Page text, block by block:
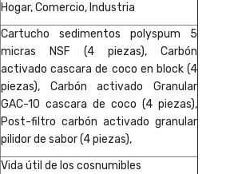
Hogar, Comercio, Industria
Cartucho sedimentos polyspum 5
micras NSF (4 piezas), Carbón
activado cascara de coco en block (4
piezas), Carbón activado Granular
GAC-10 cascara de coco (4 piezas),
Post-filtro carbón activado granular
pilidor de sabor (4 piezas),
Vida útil de los cosnumibles